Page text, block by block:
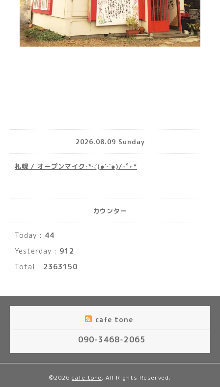
2026.08.09 Sunday
札幌 / オープンマイク·*· ҉(๑′ᵕ‵๑)/‧˚︎˖*
カウンター
Today : 44
Yesterday : 912
Total : 2363150
cafe tone
090-3468-2065
©2026 cafe tone. All Rights Reserved.